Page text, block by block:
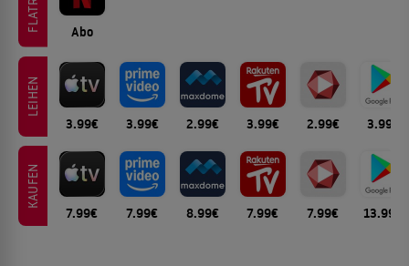
Abo
LEIHEN
3.99€ 3.99€ 2.99€ 3.99€ 2.99€ 3.99€
KAUFEN
7.99€ 7.99€ 8.99€ 7.99€ 7.99€ 13.99€